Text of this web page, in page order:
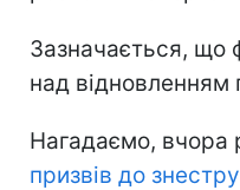
Зазначається, що
над відновленням
Нагадаємо, вчора
призвів до